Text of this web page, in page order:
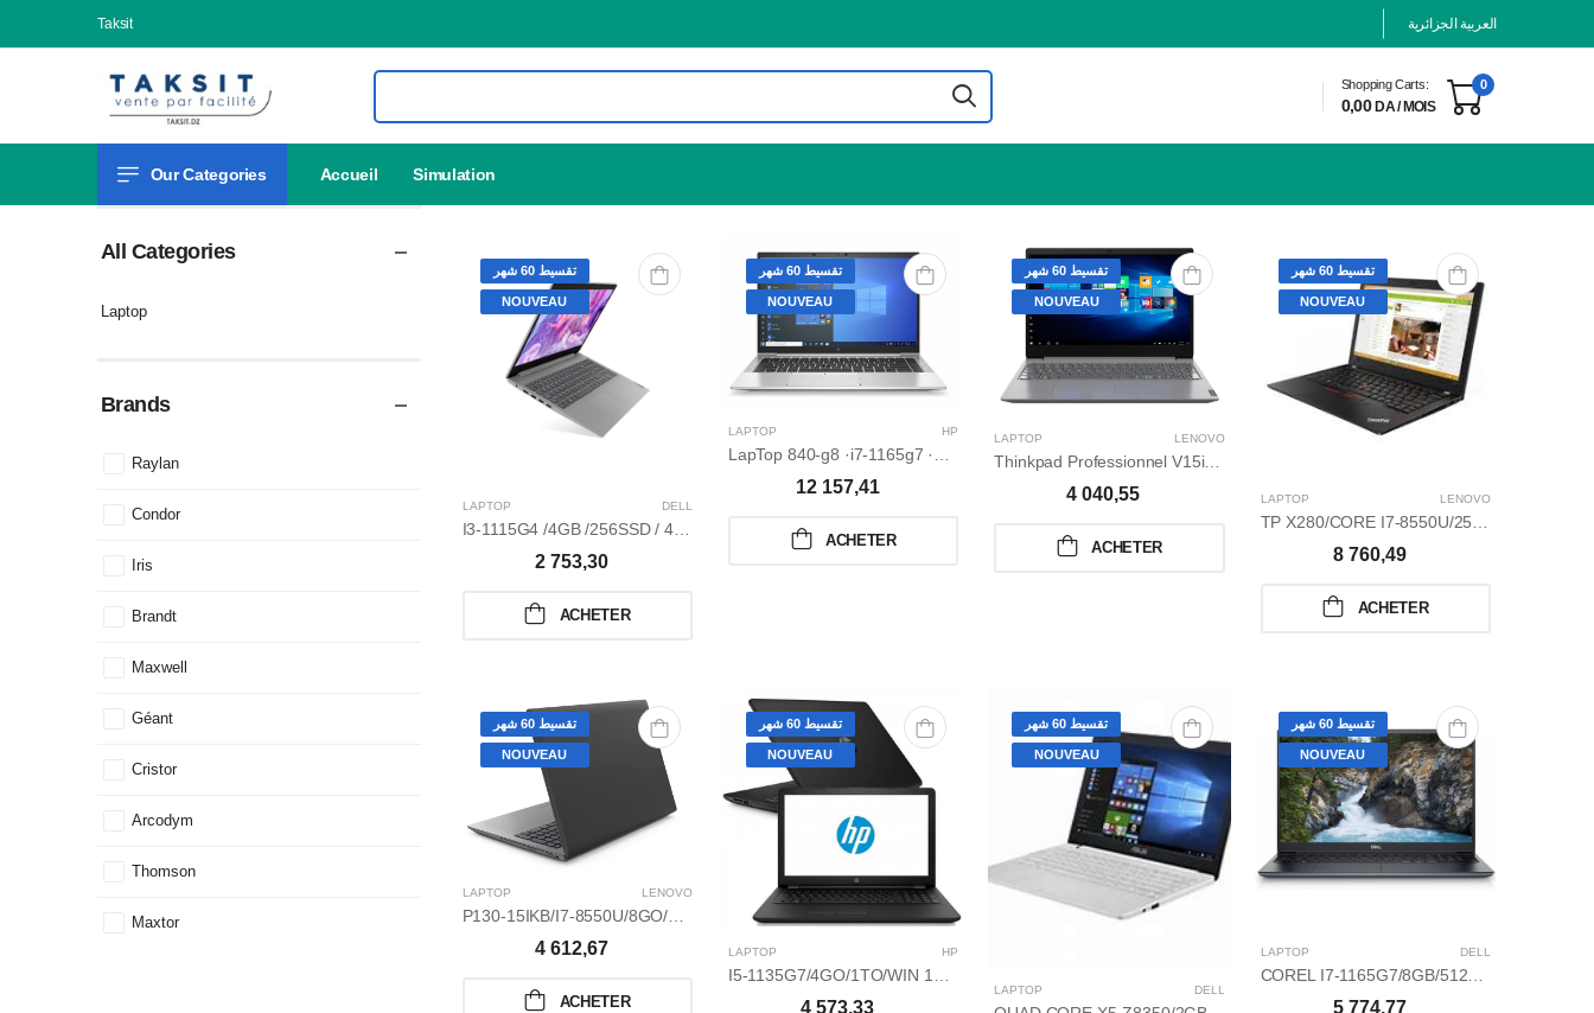
Taksit العربية الجزائرية
Shopping Carts:
0,00DA / MOIS
0
Our Categories Accueil Simulation
All Categories
Laptop
Brands
Raylan
Condor
Iris
Brandt
Maxwell
Géant
Cristor
Arcodym
Thomson
Maxtor
تقسيط 60 شهر
NOUVEAU
LAPTOP DELL
I3-1115G4 /4GB /256SSD / 4.1GHz /15.6’’
2 753,30
ACHETER
تقسيط 60 شهر
NOUVEAU
LAPTOP HP
LapTop 840-g8 ·i7-1165g7 ·8Go ·256 Go ssd pcie nvme ·ecran tactile 14" FuLL HD ·win 10 professionnel
12 157,41
ACHETER
تقسيط 60 شهر
NOUVEAU
LAPTOP LENOVO
Thinkpad Professionnel V15iml i5-10210u/8gb/1to ssd/15,6 ips /win 10 pro
4 040,55
ACHETER
تقسيط 60 شهر
NOUVEAU
LAPTOP LENOVO
TP X280/CORE I7-8550U/256 G SSD/8GO/WIN 10 PRO /12,5
8 760,49
ACHETER
تقسيط 60 شهر
NOUVEAU
LAPTOP LENOVO
P130-15IKB/I7-8550U/8GO/1TO/15,6 GRIS ET NOIR
4 612,67
ACHETER
تقسيط 60 شهر
NOUVEAU
LAPTOP HP
I5-1135G7/4GO/1TO/WIN 10 HOME/2GO NVIDIA GEFORCE MX350/15,6
4 573,33
تقسيط 60 شهر
NOUVEAU
LAPTOP DELL
تقسيط 60 شهر
NOUVEAU
LAPTOP DELL
COREL I7-1165G7/8GB/512GO SSD/2GB NVIDIA GEFORCE MX350/4,7 GHZ /15,6
5 774,77